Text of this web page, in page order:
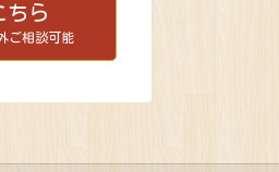
ちら
ご相談可能